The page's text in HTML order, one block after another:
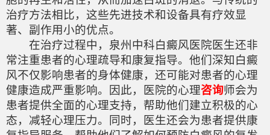
治疗方法相比，这些先进技术和设备具有疗效显
著、副作用小的优点。
在治疗过程中，泉州中科白癜风医院医生还非
常注重患者的心理疏导和康复指导。他们深知白癜
风不仅影响患者的身体健康，还可能对患者的心理
健康造成严重影响。因此，医院的心理咨询师会为
患者提供全面的心理支持，帮助他们建立积极的心
态，减轻心理压力。同时，医生还会为患者提供康